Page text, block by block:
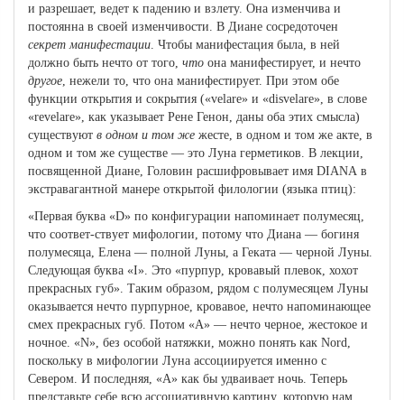
и разрешает, ведет к падению и взлету. Она изменчива и
постоянна в своей изменчивости. В Диане сосредоточен
секрет манифестации. Чтобы манифестация была, в ней
должно быть нечто от того, что она манифестирует, и нечто
другое, нежели то, что она манифестирует. При этом обе
функции открытия и сокрытия («velare» и «disvelare», в слове
«revelare», как указывает Рене Генон, даны оба этих смысла)
существуют в одном и том же жесте, в одном и том же акте, в
одном и том же существе — это Луна герметиков. В лекции,
посвященной Диане, Головин расшифровывает имя DIANA в
экстравагантной манере открытой филологии (языка птиц):
«Первая буква «D» по конфигурации напоминает полумесяц,
что соответ-ствует мифологии, потому что Диана — богиня
полумесяца, Елена — полной Луны, а Геката — черной Луны.
Следующая буква «I». Это «пурпур, кровавый плевок, хохот
прекрасных губ». Таким образом, рядом с полумесяцем Луны
оказывается нечто пурпурное, кровавое, нечто напоминающее
смех прекрасных губ. Потом «А» — нечто черное, жестокое и
ночное. «N», без особой натяжки, можно понять как Nord,
поскольку в мифологии Луна ассоциируется именно с
Севером. И последняя, «А» как бы удваивает ночь. Теперь
представьте себе всю ассоциативную картину, которую нам